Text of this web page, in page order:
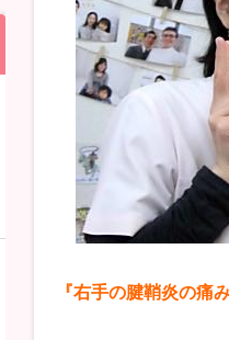
『右手の腱鞘炎の痛み